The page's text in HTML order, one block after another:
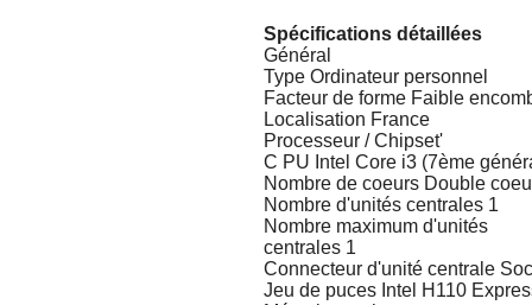
Spécifications détaillées
Général
Type Ordinateur personnel
Facteur de forme Faible
Localisation France
Processeur / Chipset'
C PU Intel Core i3 (7ème
Nombre de coeurs Double
Nombre d'unités centrales 1
Nombre maximum d'unités
centrales 1
Connecteur d'unité centrale
Jeu de puces Intel H110